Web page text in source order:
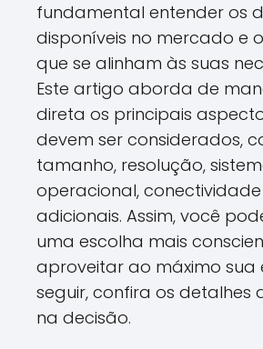
fundamental entender os
disponíveis no mercado e
que se alinham às suas
Este artigo aborda de
direta os principais
devem ser considerados,
tamanho, resolução,
operacional,
adicionais. Assim, você
uma escolha mais
aproveitar ao máximo sua
seguir, confira os detalhes
na decisão.